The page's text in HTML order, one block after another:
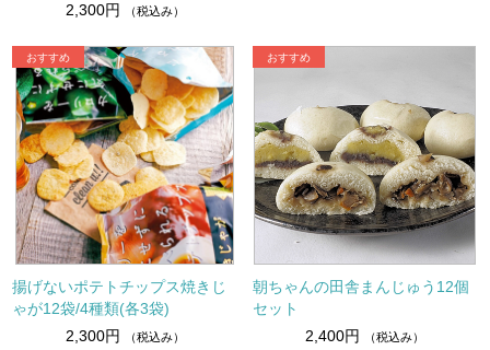
2,300円
（税込み）
揚げないポテトチップス焼きじ
ゃが12袋/4種類(各3袋)
2,300円
（税込み）
朝ちゃんの田舎まんじゅう12個
セット
2,400円
（税込み）